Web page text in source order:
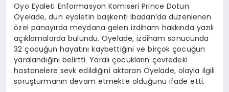
Oyo Eyaleti Enformasyon Komiseri Prince Dotun
Oyelade, dün eyaletin başkenti Ibadan’da düzenlenen
özel panayırda meydana gelen izdiham hakkında yazılı
açıklamalarda bulundu. Oyelade, izdiham sonucunda
32 çocuğun hayatını kaybettiğini ve birçok çocuğun
yaralandığını belirtti. Yaralı çocukların çevredeki
hastanelere sevk edildiğini aktaran Oyelade, olayla ilgili
soruşturmanın devam etmekte olduğunu ifade etti.